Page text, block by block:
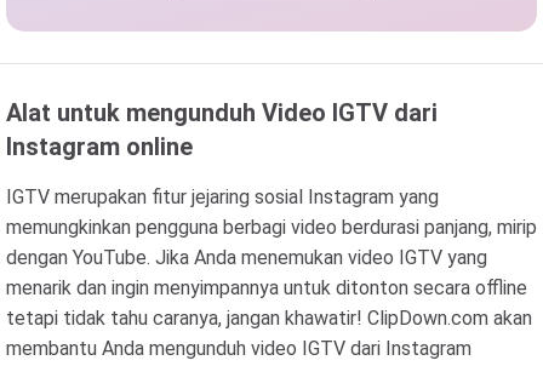
Alat untuk mengunduh Video IGTV dari
Instagram online
IGTV merupakan fitur jejaring sosial Instagram yang
memungkinkan pengguna berbagi video berdurasi panjang, mirip
dengan YouTube. Jika Anda menemukan video IGTV yang
menarik dan ingin menyimpannya untuk ditonton secara offline
tetapi tidak tahu caranya, jangan khawatir! ClipDown.com akan
membantu Anda mengunduh video IGTV dari Instagram